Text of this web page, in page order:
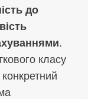
до
.
класу